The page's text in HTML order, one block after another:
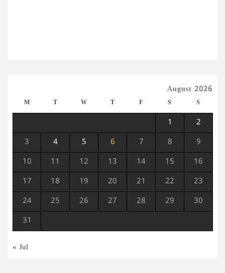
August 2026
M T W T F S S
1 2
3 4 5 6 7 8 9
10 11 12 13 14 15 16
17 18 19 20 21 22 23
24 25 26 27 28 29 30
31
« Jul